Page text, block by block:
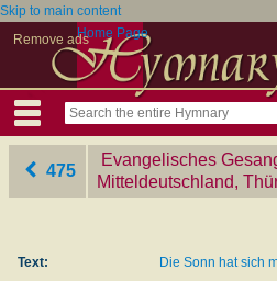
Skip to main content
Remove adsHome Page
475
Evangelisches
Mitteldeutschland,
Text:
Die Sonn hat sich